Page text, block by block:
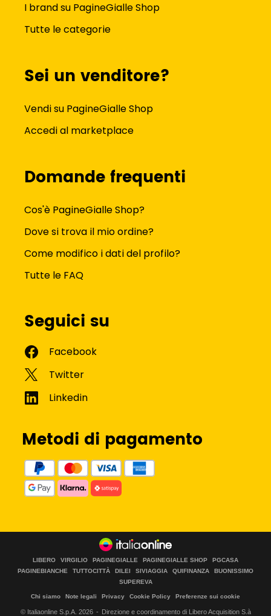
I brand su PagineGialle Shop
Tutte le categorie
Sei un venditore?
Vendi su PagineGialle Shop
Accedi al marketplace
Domande frequenti
Cos'è PagineGialle Shop?
Dove si trova il mio ordine?
Come modifico i dati del profilo?
Tutte le FAQ
Seguici su
Metodi di pagamento
LIBERO VIRGILIO PAGINEGIALLE PAGINEGIALLE SHOP
PGCASA
PAGINEBIANCHE
TUTTOCITTÀ DILEI SIVIAGGIA QUIFINANZA
BUONISSIMO
SUPEREVA
Chi siamo Note legali Privacy Cookie Policy Preferenze sui cookie
© Italiaonline S.p.A. 2026 Direzione e coordinamento di Libero Acquisition S.à